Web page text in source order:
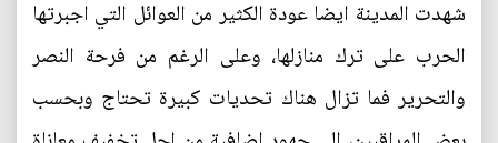
شهدت المدينة ايضا عودة الكثير من العوائل التي اجبرتها
الحرب على ترك منازلها، وعلى الرغم من فرحة النصر
والتحرير فما تزال هناك تحديات كبيرة تحتاج وبحسب